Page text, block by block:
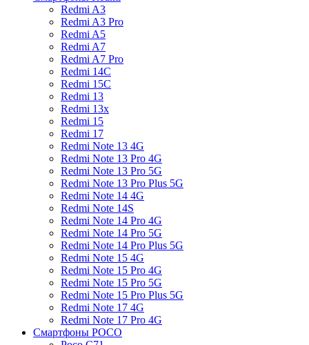
Redmi A3
Redmi A3 Pro
Redmi A5
Redmi A7
Redmi A7 Pro
Redmi 14C
Redmi 15C
Redmi 13
Redmi 13x
Redmi 15
Redmi 17
Redmi Note 13 4G
Redmi Note 13 Pro 4G
Redmi Note 13 Pro 5G
Redmi Note 13 Pro Plus 5G
Redmi Note 14 4G
Redmi Note 14S
Redmi Note 14 Pro 4G
Redmi Note 14 Pro 5G
Redmi Note 14 Pro Plus 5G
Redmi Note 15 4G
Redmi Note 15 Pro 4G
Redmi Note 15 Pro 5G
Redmi Note 15 Pro Plus 5G
Redmi Note 17 4G
Redmi Note 17 Pro 4G
Смартфоны POCO